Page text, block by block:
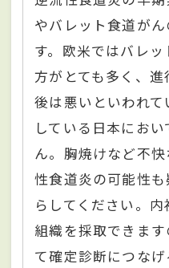
やバレット食道が
す。欧米ではバレ
方がとても多く、
後は悪いといわれ
している日本にお
ん。胸焼けなど不
性食道炎の可能性
らしてください。
組織を採取できま
て確定診断につな